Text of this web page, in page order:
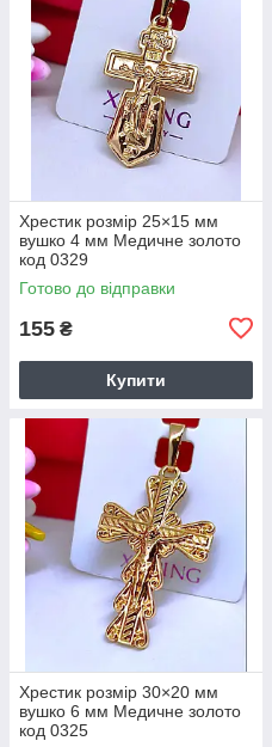
Хрестик розмір 25×15 мм
вушко 4 мм Медичне золото
код 0329
Готово до відправки
155 ₴
Купити
Хрестик розмір 30×20 мм
вушко 6 мм Медичне золото
код 0325